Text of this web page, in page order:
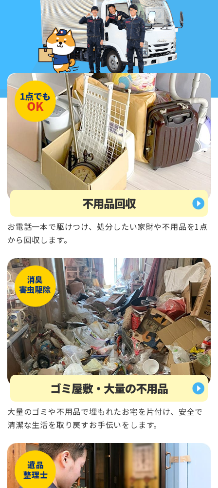
不用品回収
お電話一本で駆けつけ、処分したい家財や不用品を1点
から回収します。
ゴミ屋敷・大量の不用品
大量のゴミや不用品で埋もれたお宅を片付け、安全で
清潔な生活を取り戻すお手伝いをします。